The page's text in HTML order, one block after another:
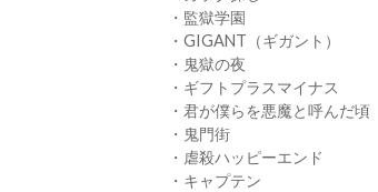
・監獄学園
・GIGANT（ギガント）
・鬼獄の夜
・ギフトプラスマイナス
・君が僕らを悪魔と呼んだ頃
・鬼門街
・虐殺ハッピーエンド
・キャプテン